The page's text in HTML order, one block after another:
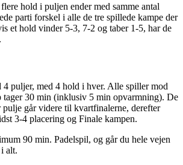
hold i puljen ender med samme antal
parti forskel i alle de tre spillede kampe der
et hold vinder 5-3, 7-2 og taber 1-5, har de
puljer, med 4 hold i hver. Alle spiller mod
tager 30 min (inklusiv 5 min opvarmning). De
pulje går videre til kvartfinalerne, derefter
3-4 placering og Finale kampen.
90 min. Padelspil, og går du hele vejen
alt.